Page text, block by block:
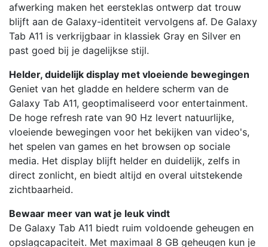
afwerking maken het eersteklas ontwerp dat trouw
blijft aan de Galaxy-identiteit vervolgens af. De Galaxy
Tab A11 is verkrijgbaar in klassiek Gray en Silver en
past goed bij je dagelijkse stijl.
Helder, duidelijk display met vloeiende bewegingen
Geniet van het gladde en heldere scherm van de
Galaxy Tab A11, geoptimaliseerd voor entertainment.
De hoge refresh rate van 90 Hz levert natuurlijke,
vloeiende bewegingen voor het bekijken van video's,
het spelen van games en het browsen op sociale
media. Het display blijft helder en duidelijk, zelfs in
direct zonlicht, en biedt altijd en overal uitstekende
zichtbaarheid.
Bewaar meer van wat je leuk vindt
De Galaxy Tab A11 biedt ruim voldoende geheugen en
opslagcapaciteit. Met maximaal 8 GB geheugen kun je